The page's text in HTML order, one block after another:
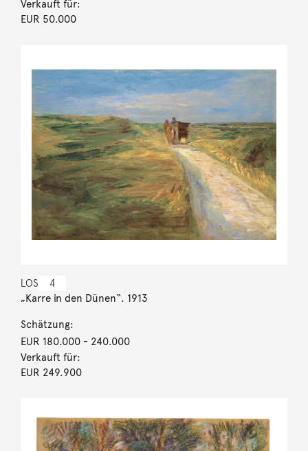
Verkauft für:
EUR 50.000
LOS 4
„Karre in den Dünen“. 1913
Schätzung:
EUR 180.000- 240.000
Verkauft für:
EUR 249.900